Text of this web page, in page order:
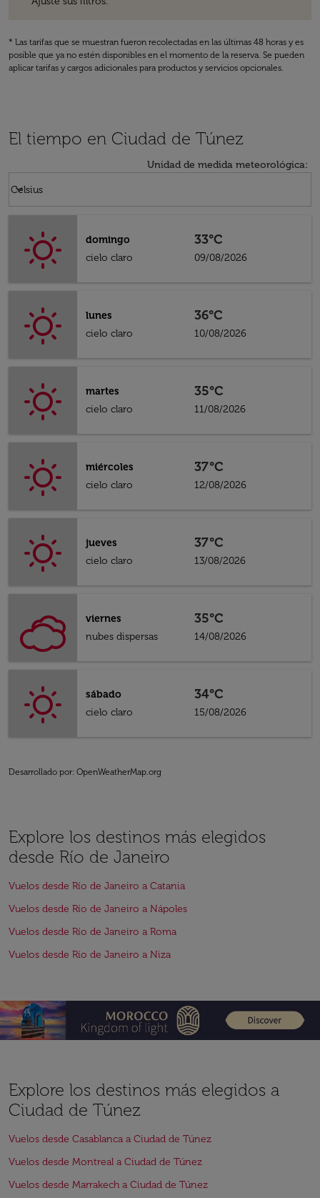
* Las tarifas que se muestran fueron recolectadas en las últimas 48 horas y es
posible que ya no estén disponibles en el momento de la reserva. Se pueden
aplicar tarifas y cargos adicionales para productos y servicios opcionales.
El tiempo en Ciudad de Túnez
Unidad de medida meteorológica:
Celsius
keyboard_arrow_down
domingo
cielo claro
33°C
09/08/2026
lunes
cielo claro
36°C
10/08/2026
martes
cielo claro
35°C
11/08/2026
miércoles
cielo claro
37°C
12/08/2026
jueves
cielo claro
37°C
13/08/2026
viernes
nubes dispersas
35°C
14/08/2026
sábado
cielo claro
34°C
15/08/2026
Desarrollado por: OpenWeatherMap.org
Explore los destinos más elegidos
desde Río de Janeiro
Vuelos desde Río de Janeiro a Catania
Vuelos desde Río de Janeiro a Nápoles
Vuelos desde Río de Janeiro a Roma
Vuelos desde Río de Janeiro a Niza
Explore los destinos más elegidos a
Ciudad de Túnez
Vuelos desde Casablanca a Ciudad de Túnez
Vuelos desde Montreal a Ciudad de Túnez
Vuelos desde Marrakech a Ciudad de Túnez